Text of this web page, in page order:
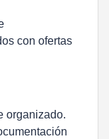
con ofertas
organizado.